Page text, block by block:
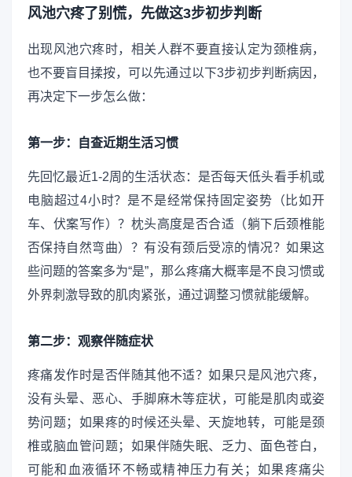
风池穴疼了别慌，先做这3步初步判断
出现风池穴疼时，相关人群不要直接认定为颈椎病，
也不要盲目揉按，可以先通过以下3步初步判断病因，
再决定下一步怎么做：
第一步：自查近期生活习惯
先回忆最近1-2周的生活状态：是否每天低头看手机或
电脑超过4小时？是不是经常保持固定姿势（比如开
车、伏案写作）？枕头高度是否合适（躺下后颈椎能
否保持自然弯曲）？有没有颈后受凉的情况？如果这
些问题的答案多为“是”，那么疼痛大概率是不良习惯或
外界刺激导致的肌肉紧张，通过调整习惯就能缓解。
第二步：观察伴随症状
疼痛发作时是否伴随其他不适？如果只是风池穴疼，
没有头晕、恶心、手脚麻木等症状，可能是肌肉或姿
势问题；如果疼的时候还头晕、天旋地转，可能是颈
椎或脑血管问题；如果伴随失眠、乏力、面色苍白，
可能和血液循环不畅或精神压力有关；如果疼痛尖